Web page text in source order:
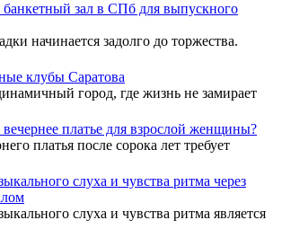
банкетный зал в СПб для выпускного
начинается задолго до торжества.
клубы Саратова
город, где жизнь не замирает
платье для взрослой женщины?
платья после сорока лет требует
слуха и чувства ритма через
слуха и чувства ритма является